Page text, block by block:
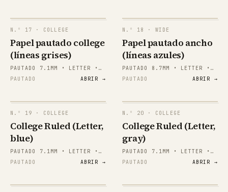
papergens.com
papergens.com papergens.com
8.
11.
13.
14.
20.
21.
22.
24.
N.º 17 · COLLEGE
Papel pautado college
(líneas grises)
PAUTADO 7.1MM • LETTER •
VERTICAL
PAUTADO ABRIR →
N.º 18 · WIDE
Papel pautado ancho
(líneas azules)
PAUTADO 8.7MM • LETTER •
VERTICAL
PAUTADO ABRIR →
N.º 19 · COLLEGE
College Ruled (Letter,
blue)
PAUTADO 7.1MM • LETTER •
APAISADO
PAUTADO ABRIR →
N.º 20 · COLLEGE
College Ruled (Letter,
gray)
PAUTADO 7.1MM • LETTER •
APAISADO
PAUTADO ABRIR →